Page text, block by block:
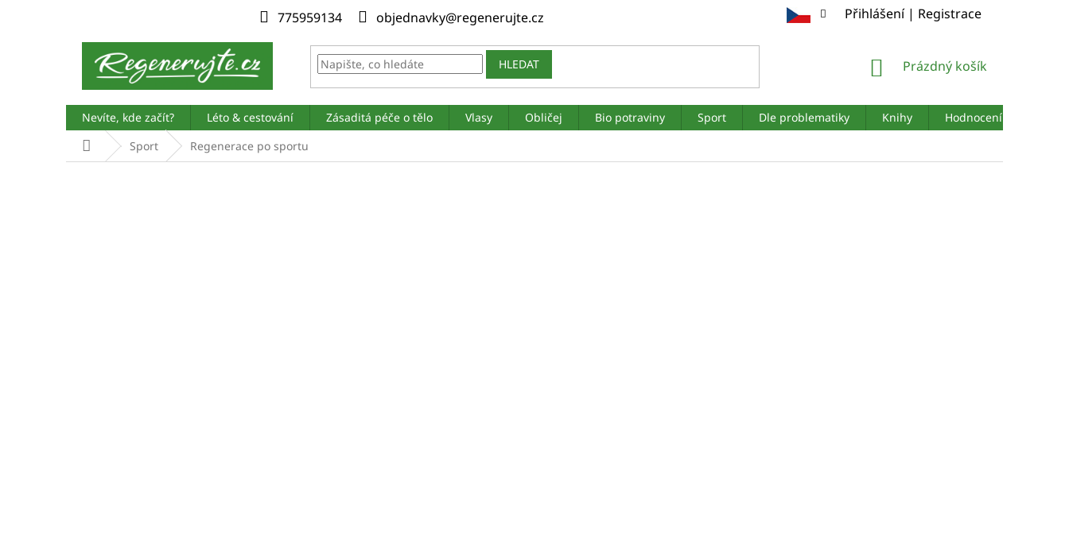
775959134 objednavky@regenerujte.cz Přihlášení | Registrace
HLEDAT
NÁKUPNÍ
Prázdný košík
Nevíte, kde začít? Léto & cestování Zásaditá péče o tělo Vlasy Obličej Bio potraviny Sport Dle problematiky Knihy
Hodnocení obchodu
Domů Sport Regenerace po sportu